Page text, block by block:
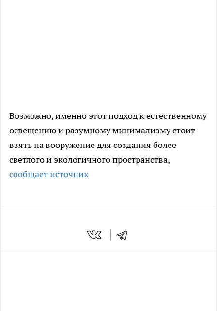
Возможно, именно этот подход к естественному
освещению и разумному минимализму стоит
взять на вооружение для создания более
светлого и экологичного пространства,
сообщает источник